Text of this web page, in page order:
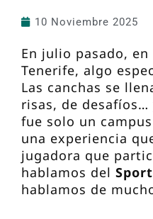
10 Noviembre 2025
En julio pasado,
Tenerife, algo
Las canchas se
risas, de
fue solo un
una experiencia
jugadora que
hablamos del
hablamos de